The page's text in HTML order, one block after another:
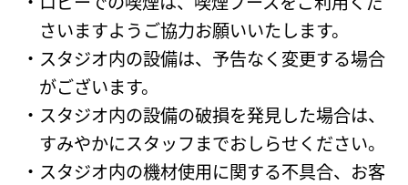
さいますようご協力お願いいたします。
スタジオ内の設備は、予告なく変更する場合
がございます。
スタジオ内の設備の破損を発見した場合は、
すみやかにスタッフまでおしらせください。
スタジオ内の機材使用に関する不具合、お客